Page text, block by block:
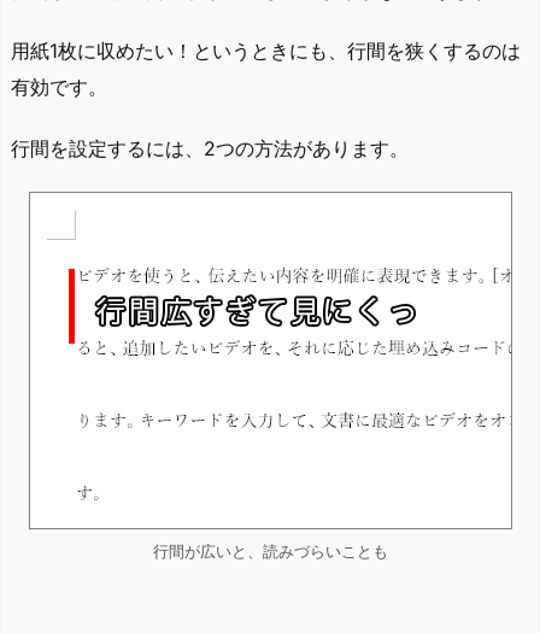
用紙1枚に収めたい！というときにも、行間を狭くするのは
有効です。
行間を設定するには、2つの方法があります。
行間が広いと、読みづらいことも